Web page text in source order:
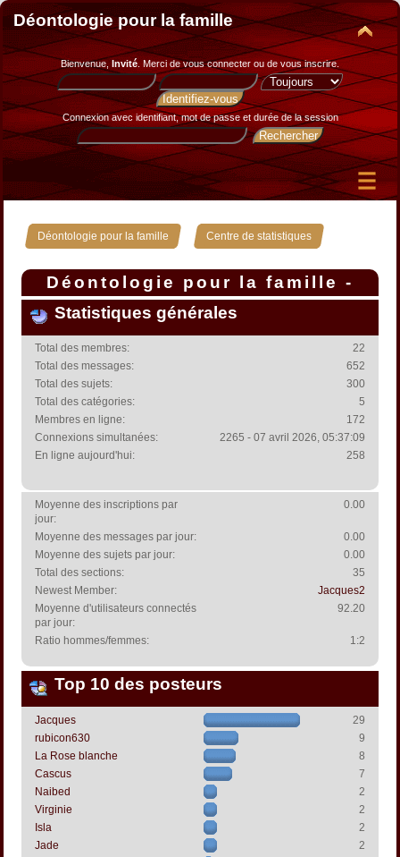
Déontologie pour la famille
Bienvenue, Invité. Merci devous connecter ou de vous inscrire.
Connexion avec identifiant, mot de passe et durée de la session
Déontologie pour la famille » Centre de statistiques
Déontologie pour la famille -
Centre de statistiques
Statistiques générales
Total des membres:
22
Total des messages:
652
Total des sujets:
300
Total des catégories:
5
Membres en ligne:
172
Connexions simultanées:
2265 - 07 avril 2026, 05:37:09
En ligne aujourd'hui:
258
Moyenne des inscriptions par
jour:
0.00
Moyenne des messages par jour:
0.00
Moyenne des sujets par jour:
0.00
Total des sections:
35
Newest Member:
Jacques2
Moyenne d'utilisateurs connectés
par jour:
92.20
Ratio hommes/femmes: 1:2
Top 10 des posteurs
Jacques
29
rubicon630
9
La Rose blanche
8
Cascus
7
Naibed
2
Virginie
2
Isla
2
Jade
2